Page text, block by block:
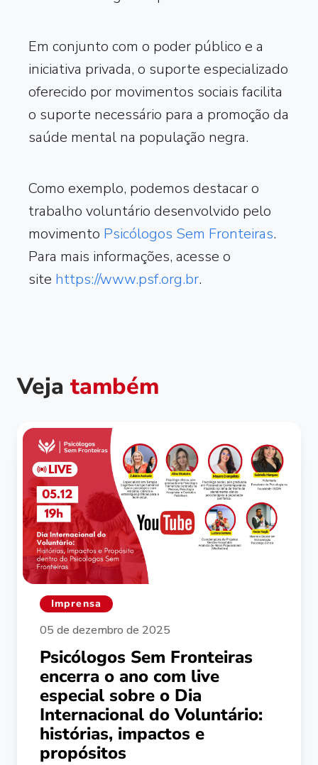
Em conjunto com o poder público e a
iniciativa privada, o suporte especializado
oferecido por movimentos sociais facilita
o suporte necessário para a promoção da
saúde mental na população negra.
Como exemplo, podemos destacar o
trabalho voluntário desenvolvido pelo
movimento Psicólogos Sem Fronteiras.
Para mais informações, acesse o
site https://www.psf.org.br.
Veja também
Imprensa
05 de dezembro de 2025
Psicólogos Sem Fronteiras
encerra o ano com live
especial sobre o Dia
Internacional do Voluntário:
histórias, impactos e
propósitos